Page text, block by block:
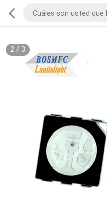
2/ 3